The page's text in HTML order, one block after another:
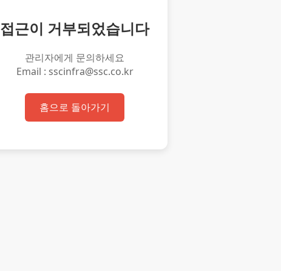
접근이 거부되었습니다
관리자에게 문의하세요
Email : sscinfra@ssc.co.kr
홈으로 돌아가기